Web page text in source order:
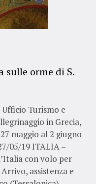
sulle orme di S.
Turismo e
in Grecia,
maggio al 2 giugno
05/19 ITALIA –
con volo per
assistenza e